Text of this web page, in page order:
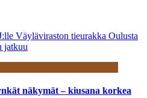
Väyläviraston tieurakka Oulusta
jatkuu
näkymät – kiusana korkea